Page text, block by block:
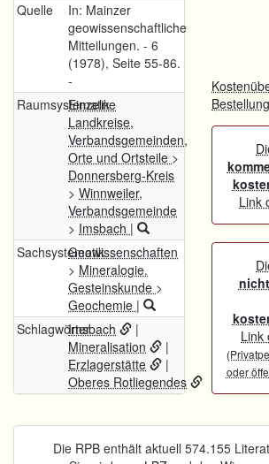
Quelle
In: Mainzer
geowissenschaftliche
Mitteilungen. - 6
(1978), Seite 55-86.
-
Raumsystematik
Einzelne
Landkreise,
Verbandsgemeinden,
Orte und Ortsteile >
Donnersberg-Kreis
> Winnweiler,
Verbandsgemeinde
> Imsbach |
SachsystematikGeowissenschaften
> Mineralogie.
Gesteinskunde >
Geochemie |
SchlagwörterImsbach
|
Mineralisation
|
Erzlagerstätte
|
Oberes Rotliegendes
Link
Link
oder
Die RPB enthält aktuell 574.155